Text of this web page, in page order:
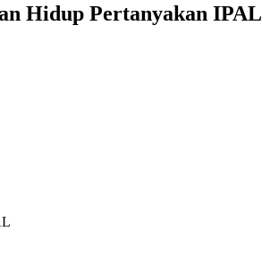
Hidup Pertanyakan IPAL